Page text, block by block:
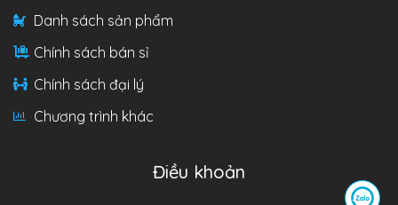
Danh sách sản phẩm
Chính sách bán sỉ
Chính sách đại lý
Chương trình khác
Điều khoản